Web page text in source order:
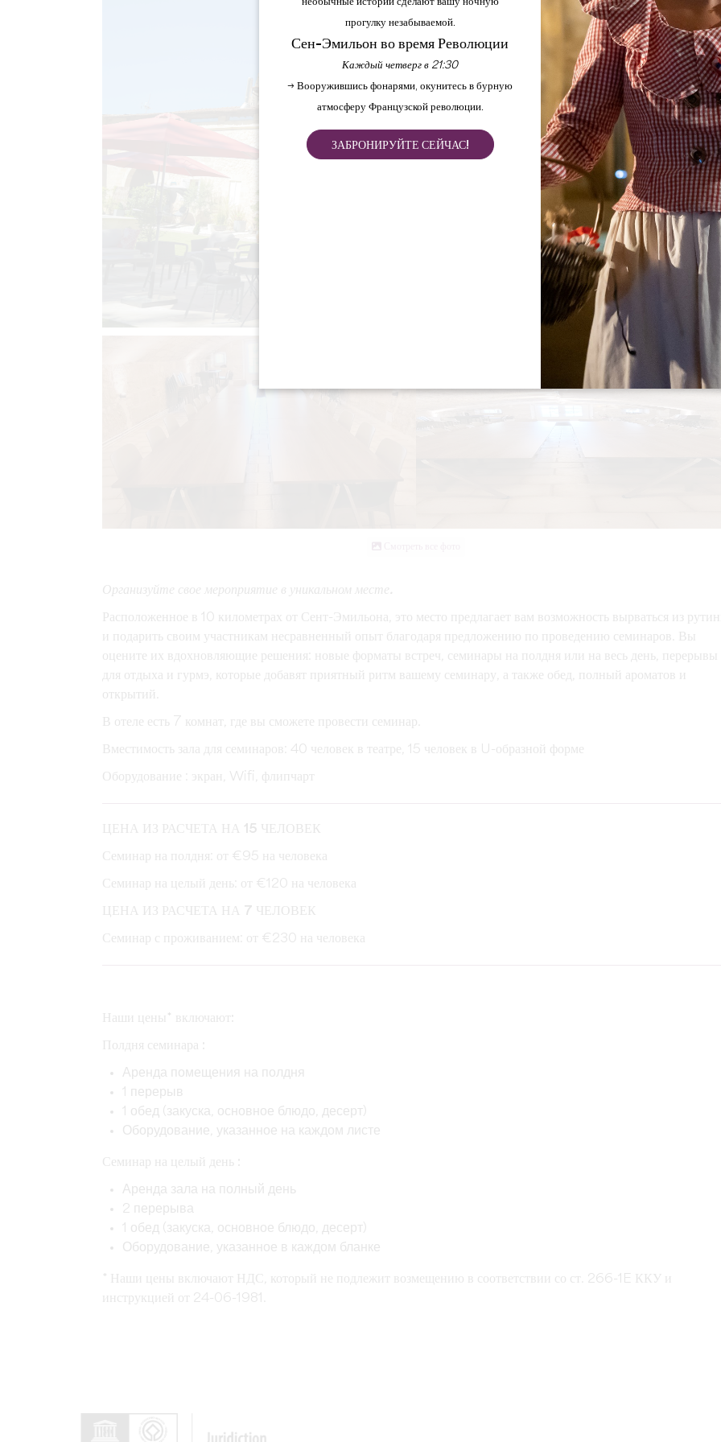
Организуйте свое мероприятие в уникальном месте.
Расположенное в 10 километрах от Сент-Эмильона, это место предлагает вам возможность вырваться из
и подарить своим участникам несравненный опыт благодаря предложению по проведению семинаров. Вы
оцените их вдохновляющие решения: новые форматы встреч, семинары на полдня или на весь день, перерывы
для отдыха и гурмэ, которые добавят приятный ритм вашему семинару, а также обед, полный ароматов и
открытий.
В отеле есть 7 комнат, где вы сможете провести семинар.
Вместимость зала для семинаров: 40 человек в театре, 15 человек в U-образной форме
Оборудование : экран, Wifi, флипчарт
ЦЕНА ИЗ РАСЧЕТА НА 15 ЧЕЛОВЕК
Семинар на полдня : от €95 на человека
Семинар на целый день
: от €120 на человека
ЦЕНА ИЗ РАСЧЕТА НА 7 ЧЕЛОВЕК
Семинар с проживанием
: от €230 на человека
Наши цены* включают:
Полдня семинара :
Аренда помещения на полдня
1 перерыв
1 обед (закуска, основное блюдо, десерт)
Оборудование, указанное на каждом листе
Семинар на целый день :
Аренда зала на полный день
2 перерыва
1 обед (закуска, основное блюдо, десерт)
Оборудование, указанное в каждом бланке
* Наши цены включают НДС, который не подлежит возмещению в соответствии со ст. 266-1E ККУ и
инструкцией от 24-06-1981.
необычные истории сделают вашу ночную
прогулку незабываемой.
Сен-Эмильон во время Революции
Каждый четверг в 21:30
→ Вооружившись фонарями, окунитесь в бурную
атмосферу Французской революции.
ЗАБРОНИРУЙТЕ СЕЙЧАС!